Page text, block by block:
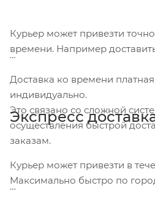
Курьер может привезти
времени. Например доставить
Доставка ко времени
индивидуально.
Это связано со сложной
осуществления быстрой
заказам.
Экспресс
Курьер может привезти в
Максимально быстро по